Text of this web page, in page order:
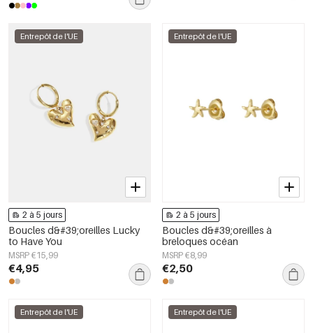
Entrepôt de l'UE
2 à 5 jours
Boucles d&#39;oreilles Lucky
to Have You
MSRP €15,99
€4,95
Entrepôt de l'UE
2 à 5 jours
Boucles d&#39;oreilles à
breloques océan
MSRP €8,99
€2,50
Entrepôt de l'UE Entrepôt de l'UE